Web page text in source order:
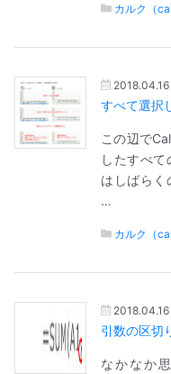
カルク（
2018.04.16
すべて選択
この辺で
したすべ
はしばらく
…
カルク（
2018.04.16
引数の区切
なかなか